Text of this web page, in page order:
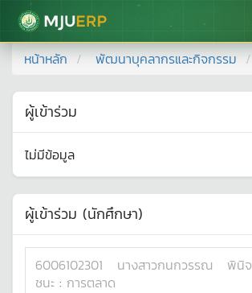
มหาวิทยาลัยแม่โจ้
หน้าหลัก พัฒนาบุคลากรและกิจกรรม
ผู้เข้าร่วม
ไม่มีข้อมูล
ผู้เข้าร่วม (นักศึกษา)
6006102301 นางสาวกนกวรรณ
พินิจ
ชนะ : การตลาด